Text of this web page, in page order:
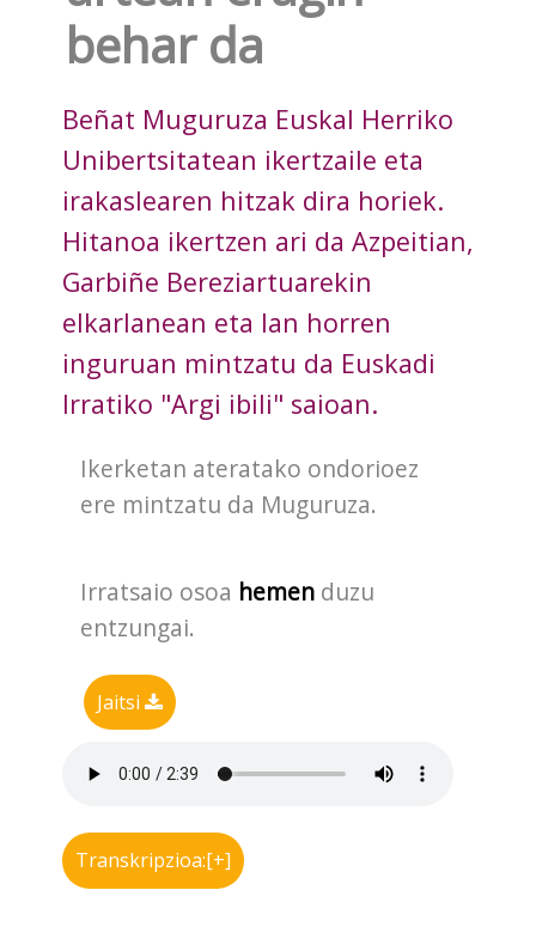
behar da
Beñat Muguruza Euskal Herriko
Unibertsitatean ikertzaile eta
irakaslearen hitzak dira horiek.
Hitanoa ikertzen ari da Azpeitian,
Garbiñe Bereziartuarekin
elkarlanean eta lan horren
inguruan mintzatu da Euskadi
Irratiko "Argi ibili" saioan.
Ikerketan ateratako ondorioez
ere mintzatu da Muguruza.
Irratsaio osoa hemen duzu
entzungai.
Jaitsi
Transkripzioa:[+]